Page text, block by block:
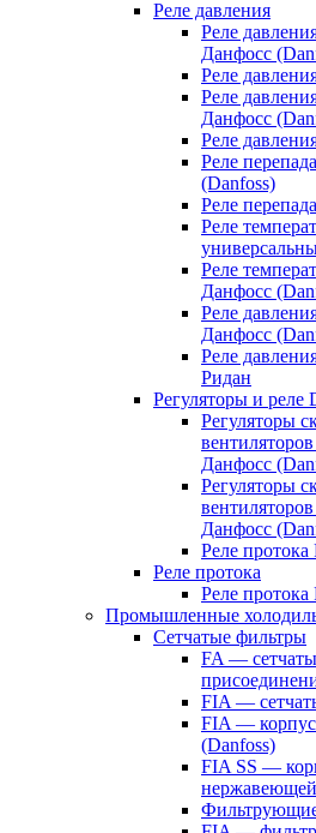
Реле давления
Реле
Данфосс
Реле
Реле
Данфосс
Реле
Реле
(Danfoss)
Реле
Реле
Реле
Данфосс
Реле
Данфосс
Реле
Ридан
Регуляторы и реле
Регуляторы
Данфосс
Регуляторы
Данфосс
Реле
Реле протока
Реле
Промышленные
Сетчатые фильтры
FA —
FIA —
FIA — корпус
(Danfoss)
FIA SS —
нержавеющей